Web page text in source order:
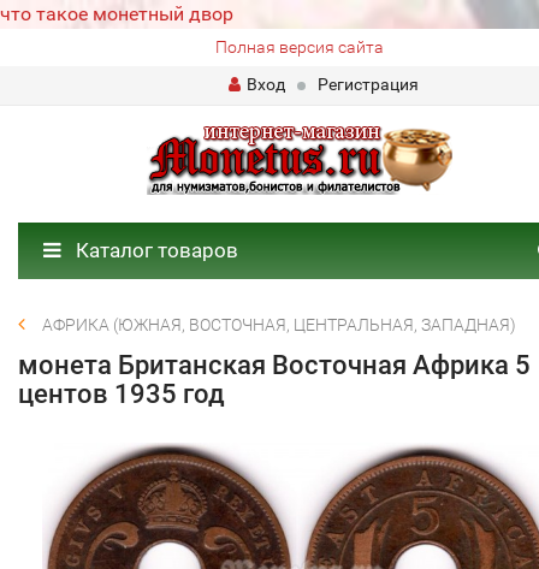
что такое монетный двор
Полная версия сайта
Вход
Регистрация
Каталог товаров
АФРИКА (ЮЖНАЯ, ВОСТОЧНАЯ, ЦЕНТРАЛЬНАЯ, ЗАПАДНАЯ)
монета Британская Восточная Африка 5
центов 1935 год